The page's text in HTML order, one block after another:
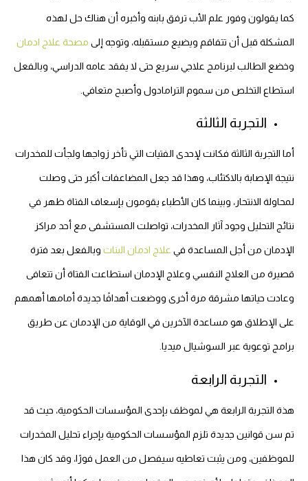
كما يقولون وفور علم الأب ترفق بابنه وأخبره أن هناك حل لهذه
المشكلة قبل أن تتفاقم ويضيع مستقبله، وتوجه إلى مصحة علاج ادمان
وخضع الطالب لبرنامج علاجي سريع حتى لا يفقد عامه الدراسي، وبالفعل
استطاع التخلص من سموم الترامادول وأصبح متعافي.
التجربة الثالثة
أما التجربة الثالثة فكانت لإحدى الفتيات التي تأخر زواجها ولجأت للمخدرات
نتيجة الإصابة بالاكتئاب، وهذا قد جعل المضاعفات أكبر حتى وصلت
لمحاولة الانتحار، وبينما كان الأطباء يقومون بإسعاف الفتاة ظهر في
نتائج التحليل وجود آثار المخدرات، تواصلت المستشفى مع أحد مراكز
الإدمان من أجل المساعدة في علاج ادمان البنات وبالفعل بعد فترة
قصيرة من العلاج النفسي وعلاج الإدمان استطاعت الفتاة أن تتعافى
وعادت حياتها مشرقة مرة أخرى ووضعت أهدافًا جديدة أمامها أهمهم
على الإطلاق هو مساعدة الآخرين في الوقاية من الإدمان عن طريق
برامج توعوية عبر السوشيال ميديا.
التجربة الرابعة
هذة التجربة الرابعة هي لموظف بإحدى المؤسسات الحكومية، حيث قد
تم سن قوانين جديدة تلزم المؤسسات الحكومية بإجراء تحليل المخدرات
للموظفين، ومن يثبت تعاطيه سيفصل من العمل فورًا، وقد كان هذا